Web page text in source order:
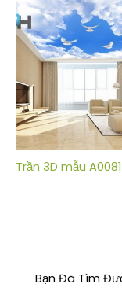
Trần 3D mẫu A0081
Bạn Đã Tìm